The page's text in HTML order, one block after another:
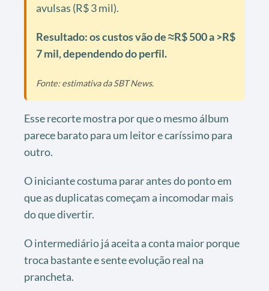
avulsas (R$ 3 mil).
Resultado: os custos vão de ≈R$ 500 a >R$
7 mil, dependendo do perfil.
Fonte: estimativa da SBT News.
Esse recorte mostra por que o mesmo álbum
parece barato para um leitor e caríssimo para
outro.
O iniciante costuma parar antes do ponto em
que as duplicatas começam a incomodar mais
do que divertir.
O intermediário já aceita a conta maior porque
troca bastante e sente evolução real na
prancheta.